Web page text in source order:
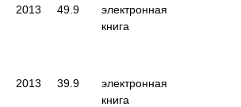
2013 49.9
электронная
книга
2013 39.9
электронная
книга